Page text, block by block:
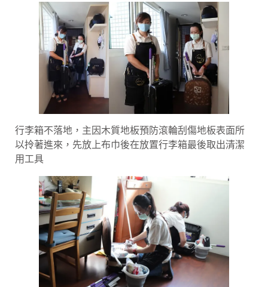
行李箱不落地，主因木質地板預防滾輪刮傷地板表面所
以拎著進來，先放上布巾後在放置行李箱最後取出清潔
用工具